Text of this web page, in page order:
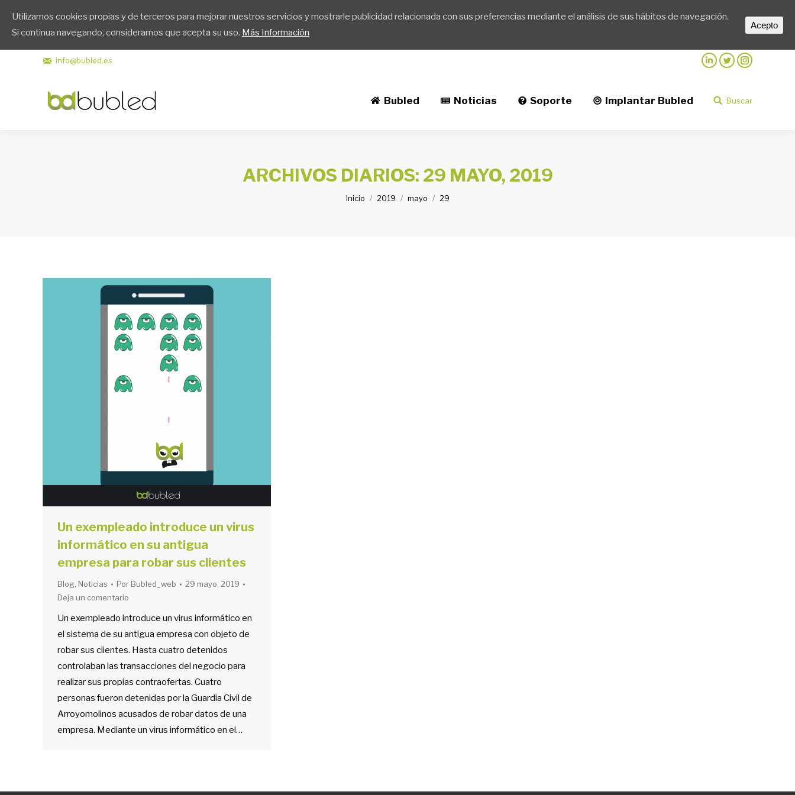
info@bubled.es Linkedin
TwitterInstagram
Bubled Noticias Soporte Implantar Bubled Buscar:
Buscar
ARCHIVOS DIARIOS: 29 MAYO, 2019
Inicio 2019 mayo 29
Un exempleado introduce un virus
informático en su antigua
empresa para robar sus clientes
Blog Noticias Por Bubled_web
29 mayo, 2019
Deja un comentario
Un exempleado introduce un virus informático en
el sistema de su antigua empresa con objeto de
robar sus clientes. Hasta cuatro detenidos
controlaban las transacciones del negocio para
realizar sus propias contraofertas. Cuatro
personas fueron detenidas por la Guardia Civil de
Arroyomolinos acusados de robar datos de una
empresa. Mediante un virus informático en el…
Utilizamos cookies propias y de terceros para mejorar nuestros servicios y mostrarle publicidad relacionada con sus preferencias mediante el análisis de sus hábitos de navegación.
Si continua navegando, consideramos que acepta su uso. Más Información
Acepto
Bubled Noticias Soporte Implantar Bubled Buscar:
Buscar